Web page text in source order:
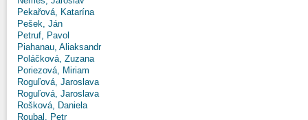
Pekařová, Katarína
Pešek, Ján
Petruf, Pavol
Piahanau, Aliaksandr
Poláčková, Zuzana
Poriezová, Miriam
Roguľová, Jaroslava
Roguľová, Jaroslava
Rošková, Daniela
Roubal, Petr